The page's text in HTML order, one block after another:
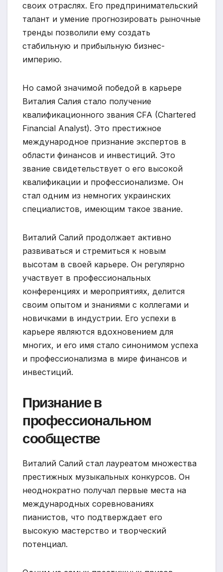
своих отраслях. Его предпринимательский
талант и умение прогнозировать рыночные
тренды позволили ему создать
стабильную и прибыльную бизнес-
империю.
Но самой значимой победой в карьере
Виталия Салия стало получение
квалификационного звания CFA (Chartered
Financial Analyst). Это престижное
международное признание экспертов в
области финансов и инвестиций. Это
звание свидетельствует о его высокой
квалификации и профессионализме. Он
стал одним из немногих украинских
специалистов, имеющим такое звание.
Виталий Салий продолжает активно
развиваться и стремиться к новым
высотам в своей карьере. Он регулярно
участвует в профессиональных
конференциях и мероприятиях, делится
своим опытом и знаниями с коллегами и
новичками в индустрии. Его успехи в
карьере являются вдохновением для
многих, и его имя стало синонимом успеха
и профессионализма в мире финансов и
инвестиций.
Признание в
профессиональном
сообществе
Виталий Салий стал лауреатом множества
престижных музыкальных конкурсов. Он
неоднократно получал первые места на
международных соревнованиях
пианистов, что подтверждает его
высокую мастерство и творческий
потенциал.